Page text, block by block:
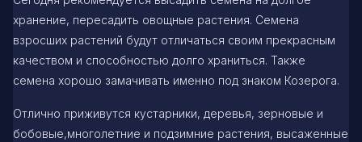
хранение, пересадить овощные растения. Семена
взросших растений будут отличаться своим прекрасным
качеством и способностью долго храниться. Также
семена хорошо замачивать именно под знаком Козерога.
Отлично приживутся кустарники, деревья, зерновые и
бобовые,многолетние и подзимние растения, высаженные